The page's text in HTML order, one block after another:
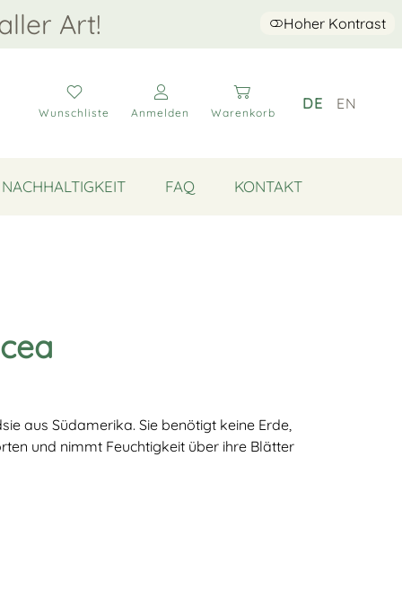
Art! Hoher Kontrast
Wunschliste Anmelden Warenkorb
DE EN
NACHHALTIGKEIT FAQ KONTAKT
aus Südamerika. Sie benötigt keine Erde,
und nimmt Feuchtigkeit über ihre Blätter